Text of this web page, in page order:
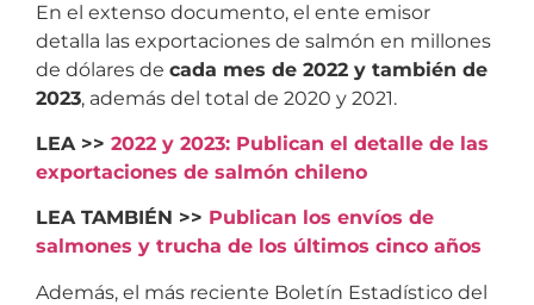
En el extenso documento, el ente emisor
detalla las exportaciones de salmón en millones
de dólares de cada mes de 2022 y también de
2023, además del total de 2020 y 2021.
LEA >> 2022 y 2023: Publican el detalle de las
exportaciones de salmón chileno
LEA TAMBIÉN >> Publican los envíos de
salmones y trucha de los últimos cinco años
Además, el más reciente Boletín Estadístico del